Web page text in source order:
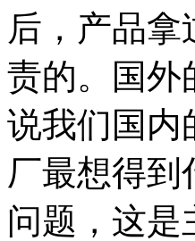
后，产品
责的。国外
说我们国内
厂最想得到
问题，这是